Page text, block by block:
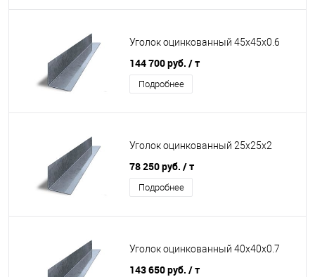
Уголок оцинкованный 45х45х0.6
144 700 руб. / т
Подробнее
Уголок оцинкованный 25х25х2
78 250 руб. / т
Подробнее
Уголок оцинкованный 40х40х0.7
143 650 руб. / т